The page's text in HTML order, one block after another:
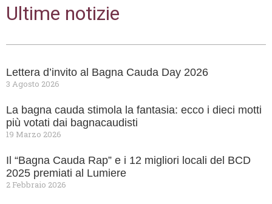
Ultime notizie
Lettera d’invito al Bagna Cauda Day 2026
3 Agosto 2026
La bagna cauda stimola la fantasia: ecco i dieci motti
più votati dai bagnacaudisti
19 Marzo 2026
Il “Bagna Cauda Rap” e i 12 migliori locali del BCD
2025 premiati al Lumiere
2 Febbraio 2026